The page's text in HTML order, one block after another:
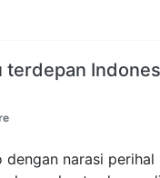
terdepan
narasi perihal